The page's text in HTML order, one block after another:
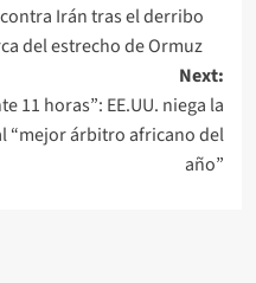
Irán tras el derribo
del estrecho de Ormuz
Next:
11 horas”: EE.UU. niega la
“mejor árbitro africano del
año”